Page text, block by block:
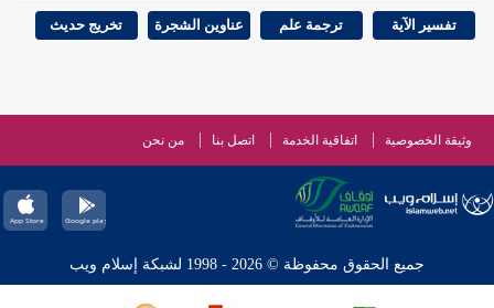
تفسير الآية ترجمة علم عناوين الشجرة تخريج حديث
وثيقة الخصوصية اتفاقية الخدمة اتصل بنا من نحن
جميع الحقوق محفوظة © 2026 - 1998 لشبكة إسلام ويب